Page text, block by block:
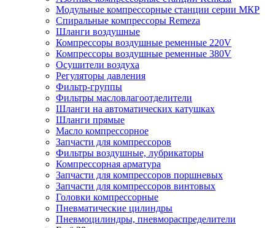
Модульные компрессорные станции серии МКР
Спиральные компрессоры Remeza
Шланги воздушные
Компрессоры воздушные ременные 220V
Компрессоры воздушные ременные 380V
Осушители воздуха
Регуляторы давления
Фильтр-группы
Фильтры масловлагоотделители
Шланги на автоматических катушках
Шланги прямые
Масло компрессорное
Запчасти для компрессоров
Фильтры воздушные, лубрикаторы
Компрессорная арматура
Запчасти для компрессоров поршневых
Запчасти для компрессоров винтовых
Головки компрессорные
Пневматические цилиндры
Пневмоцилиндры, пневмораспределители